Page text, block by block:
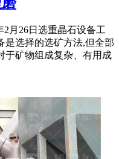
2月26日选重晶石设备工
是选择的选矿方法,但全部
于矿物组成复杂、有用成